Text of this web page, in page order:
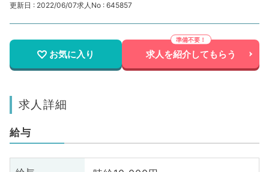
更新日 : 2022/06/07求人No : 645857
お気に入り 求人を紹介してもらう
求人詳細
給与